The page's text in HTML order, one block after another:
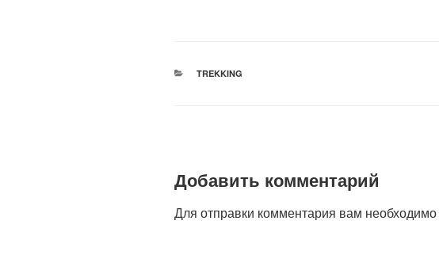
РУБРИКИ
TREKKING
Добавить комментарий
Для отправки комментария вам необходимо